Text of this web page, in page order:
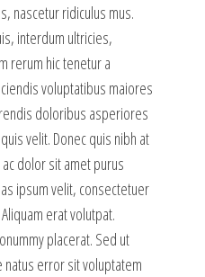
nascetur ridiculus mus.
interdum ultricies,
rerum hic tenetur a
voluptatibus maiores
doloribus asperiores
velit. Donec quis nibh at
dolor sit amet purus
ipsum velit, consectetuer
erat volutpat.
placerat. Sed ut
error sit voluptatem